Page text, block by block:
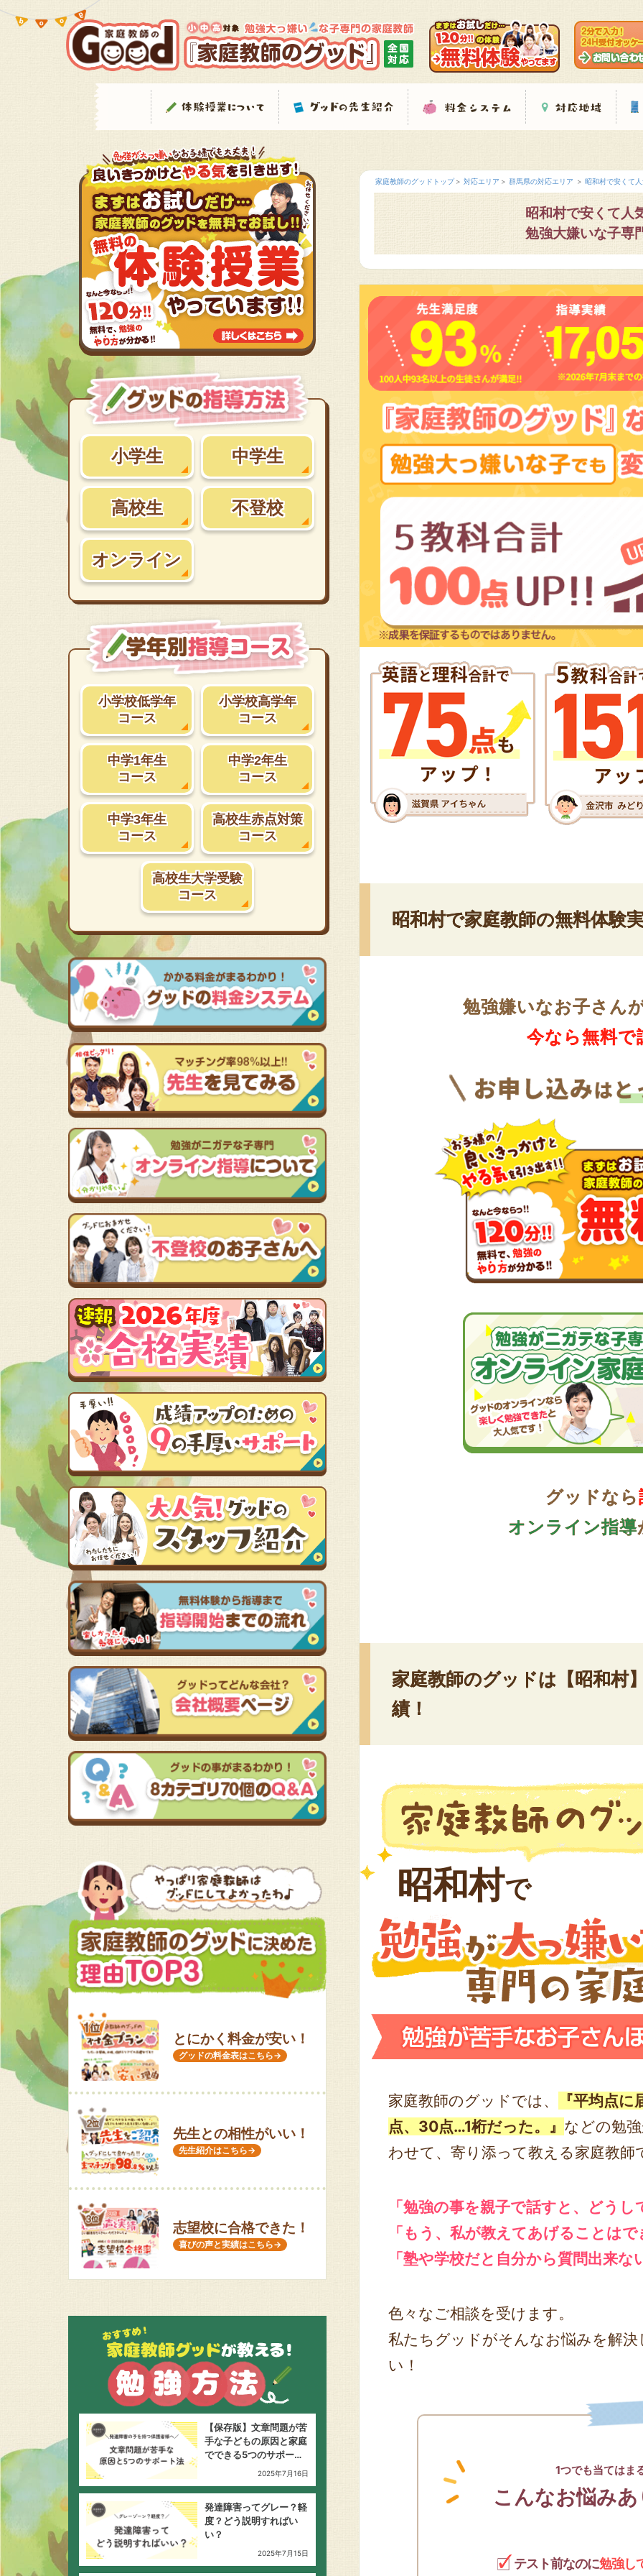
小学生 中学生
高校生 不登校
オンライン
小学校低学年
コース
小学校高学年
コース
中学1年生
コース
中学2年生
コース
中学3年生
コース
高校生赤点対策
コース
高校生大学受験
コース
とにかく料金が安い！
グッドの料金表はこちら→
先生との相性がいい！
先生紹介はこちら→
志望校に合格できた！
喜びの声と実績はこちら→
【保存版】文章問題が苦
手な子どもの原因と家庭
でできる5つのサポート
2025年7月16日
発達障害ってグレー？軽
度？どう説明すればい
い？
2025年7月15日
家庭教師のグッドトップ 対応エリア 群馬県の対応エリア 昭和村で安くて
昭和村で安くて人
勉強大嫌いな子専
昭和村で家庭教師の無料体験
勉強嫌いなお子さん
今なら無料で
グッドなら
オンライン指導
家庭教師のグッドは【昭和村
績！
昭和村で
家庭教師のグッドでは、
『平均点
点、30点…1桁だった。』 などの勉
わせて、寄り添って教える家庭教師
「勉強の事を親子で話すと、どう
「もう、私が教えてあげることは
「塾や学校だと自分から質問出来な
色々なご相談を受けます。
私たちグッドがそんなお悩みを解
い！
1つでも当てはま
こんなお悩み
テスト前なのに勉強し